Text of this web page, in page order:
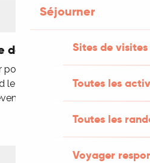
Séjourner
Sites de visites
Toutes les
Toutes les
Voyager
Figeac
pour cette nouvelle édition !
le flambeau avec la ferme
et le développement de